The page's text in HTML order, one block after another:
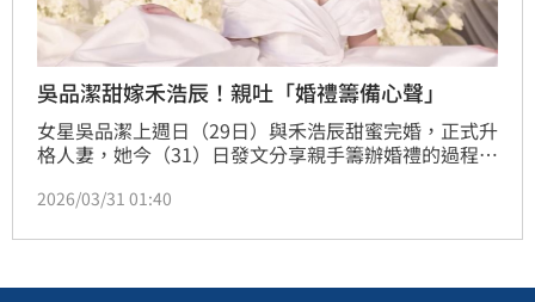
吳品潔甜嫁禾浩辰！親吐「婚禮籌備心聲」
女星吳品潔上週日（29日）與禾浩辰甜蜜完婚，正式升
格人妻，她今（31）日發文分享親手籌辦婚禮的過程與
台開始就承載滿滿心意，幸福氛圍引發關注。趙浩雲。
2026/03/31 01:40